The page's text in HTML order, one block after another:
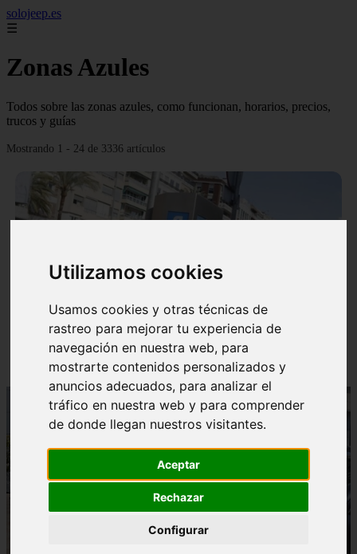
Utilizamos cookies
Usamos cookies y otras técnicas de
rastreo para mejorar tu experiencia de
navegación en nuestra web, para
mostrarte contenidos personalizados y
anuncios adecuados, para analizar el
tráfico en nuestra web y para comprender
de donde llegan nuestros visitantes.
Aceptar
Rechazar
Configurar
solojeep.es
☰
Zonas Azules
Todos sobre las zonas azules, como funcionan, horarios, precios,
trucos y guías
Mostrando 1 - 24 de 3336 artículos
▷ Zona Azul Córdoba 《 Horarios y Tarifas 2024 》